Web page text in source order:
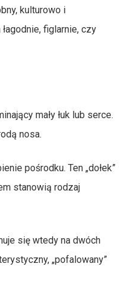
kulturowo i
figlarnie, czy
mały łuk lub serce.
nosa.
pośrodku. Ten „dołek”
stanowią rodzaj
się wtedy na dwóch
„pofalowany”